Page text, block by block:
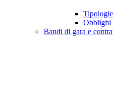
Obblighi
Bandi di gara e